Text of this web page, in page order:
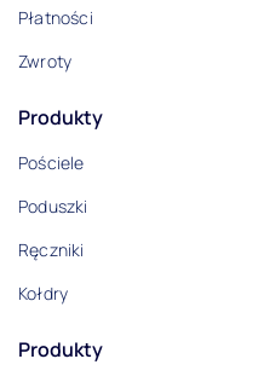
Płatności
Zwroty
Produkty
Pościele
Poduszki
Ręczniki
Kołdry
Produkty